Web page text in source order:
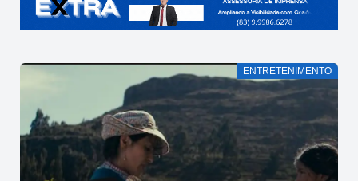
ENTRETENIMENTO